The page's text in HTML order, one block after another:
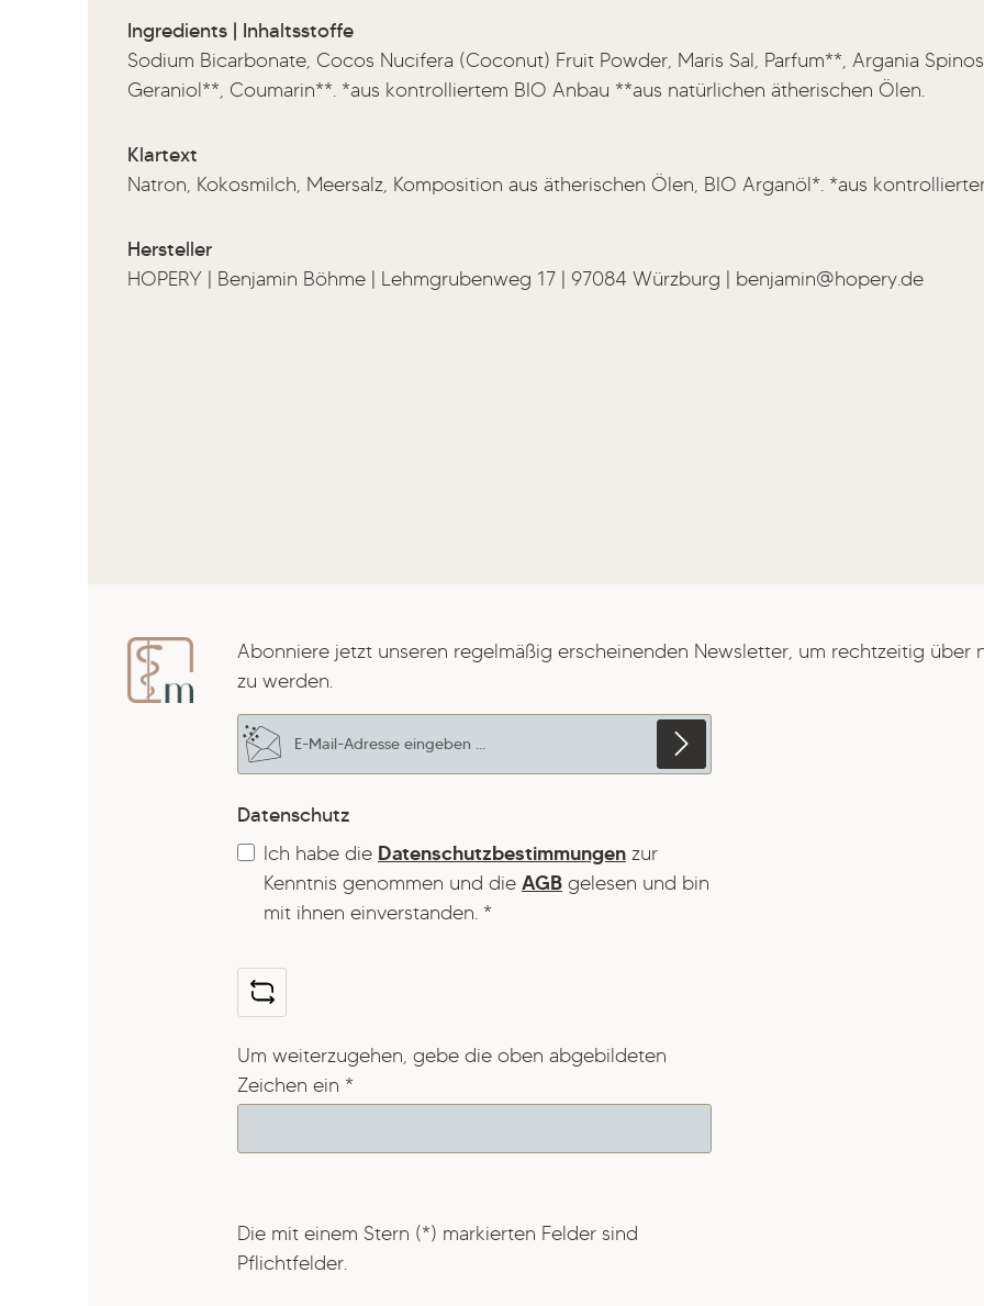
Ingredients | Inhaltsstoffe
Sodium Bicarbonate, Cocos Nucifera (Coconut) Fruit Powder, Maris Sal, Parfum**, Argania
Geraniol**, Coumarin**. *aus kontrolliertem BIO Anbau **aus natürlichen ätherischen Ölen.
Klartext
Natron, Kokosmilch, Meersalz, Komposition aus ätherischen Ölen, BIO Arganöl*. *aus
Hersteller
HOPERY | Benjamin Böhme | Lehmgrubenweg 17 | 97084 Würzburg | benjamin@hopery.de
Abonniere jetzt unseren regelmäßig erscheinenden Newsletter, um rechtzeitig
zu werden.
E-Mail-Adresse*
Datenschutz
Ich habe die Datenschutzbestimmungen zur
Kenntnis genommen und die AGB gelesen und bin
mit ihnen einverstanden. *
Um weiterzugehen, gebe die oben abgebildeten
Zeichen ein *
Die mit einem Stern (*) markierten Felder sind
Pflichtfelder.